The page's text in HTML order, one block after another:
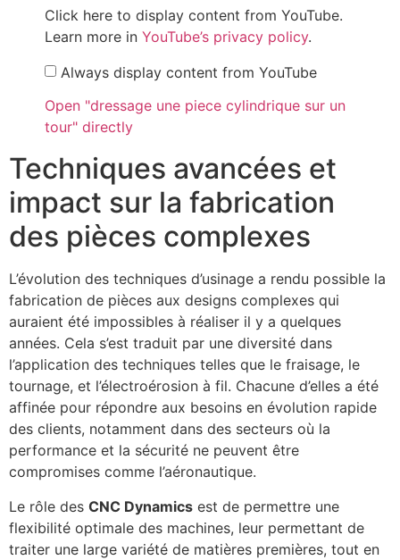
Click here to display content from YouTube.
Learn more in YouTube’s privacy policy.
Always display content from YouTube
Open "dressage une piece cylindrique sur un
tour" directly
Techniques avancées et
impact sur la fabrication
des pièces complexes
L’évolution des techniques d’usinage a rendu possible la
fabrication de pièces aux designs complexes qui
auraient été impossibles à réaliser il y a quelques
années. Cela s’est traduit par une diversité dans
l’application des techniques telles que le fraisage, le
tournage, et l’électroérosion à fil. Chacune d’elles a été
affinée pour répondre aux besoins en évolution rapide
des clients, notamment dans des secteurs où la
performance et la sécurité ne peuvent être
compromises comme l’aéronautique.
Le rôle des CNC Dynamics est de permettre une
flexibilité optimale des machines, leur permettant de
traiter une large variété de matières premières, tout en